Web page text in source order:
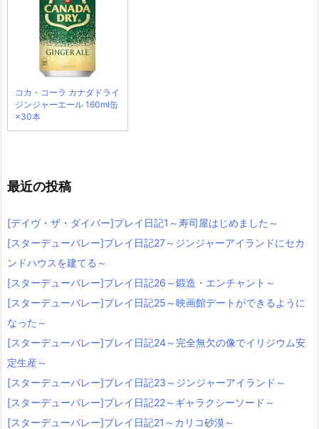
コカ・コーラ カナダドライ
ジンジャーエール 160ml缶
×30本
最近の投稿
[デイヴ・ザ・ダイバー]プレイ日記1～寿司屋はじめました～
[スターデューバレー]プレイ日記27～ジンジャーアイランドにセカ
ンドハウスを建てる～
[スターデューバレー]プレイ日記26～鍛造・エンチャント～
[スターデューバレー]プレイ日記25～映画館デートができるように
なった～
[スターデューバレー]プレイ日記24～完全無欠の像でイリジウム安
定生産～
[スターデューバレー]プレイ日記23～ジンジャーアイランド～
[スターデューバレー]プレイ日記22～ギャラクシーソード～
[スターデューバレー]プレイ日記21～カリコ砂漠～